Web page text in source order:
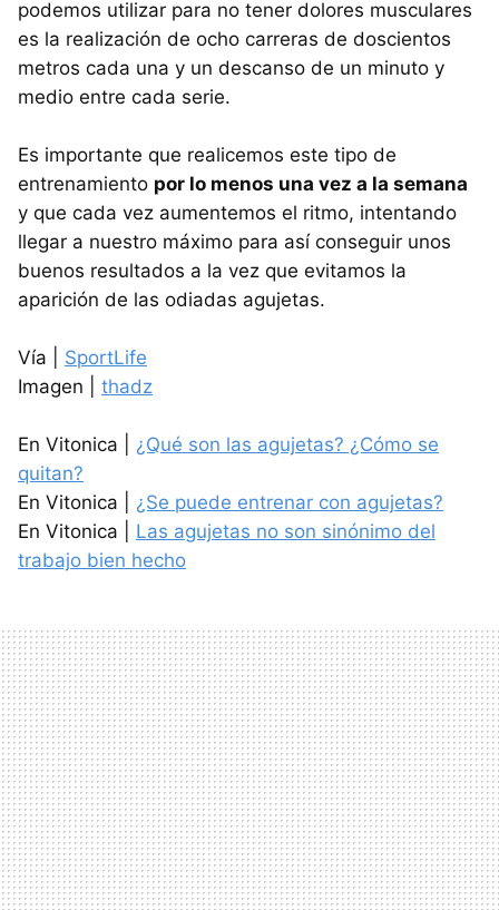
podemos utilizar para no tener dolores musculares
es la realización de ocho carreras de doscientos
metros cada una y un descanso de un minuto y
medio entre cada serie.
Es importante que realicemos este tipo de
entrenamiento por lo menos una vez a la semana
y que cada vez aumentemos el ritmo, intentando
llegar a nuestro máximo para así conseguir unos
buenos resultados a la vez que evitamos la
aparición de las odiadas agujetas.
Vía | SportLife
Imagen | thadz
En Vitonica | ¿Qué son las agujetas? ¿Cómo se
quitan?
En Vitonica | ¿Se puede entrenar con agujetas?
En Vitonica | Las agujetas no son sinónimo del
trabajo bien hecho